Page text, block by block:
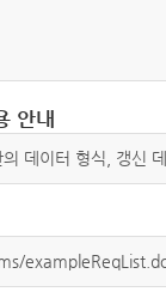
안내
데이터 형식, 갱신